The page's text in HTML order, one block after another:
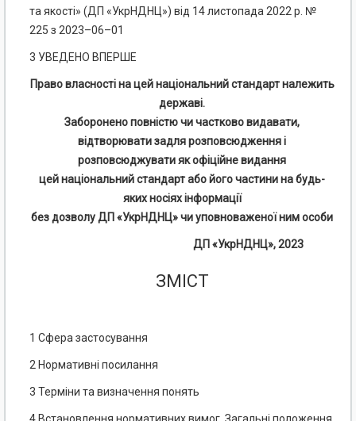
та якості» (ДП «УкрНДНЦ») від 14 листопада 2022 р. №
225 з 2023–06–01
3 УВЕДЕНО ВПЕРШЕ
Право власності на цей національний стандарт належить
державі.
Заборонено повністю чи частково видавати,
відтворювати задля розповсюдження і
розповсюджувати як офіційне видання
цей національний стандарт або його частини на будь-
яких носіях інформації
без дозволу ДП «УкрНДНЦ» чи уповноваженої ним особи
ДП «УкрНДНЦ», 2023
ЗМІСТ
1 Сфера застосування
2 Нормативні посилання
3 Терміни та визначення понять